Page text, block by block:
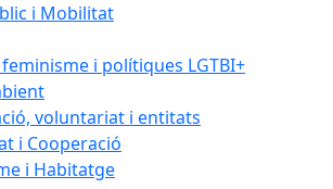
i Mobilitat
i polítiques LGTBI+
voluntariat i entitats
i Cooperació
i Habitatge